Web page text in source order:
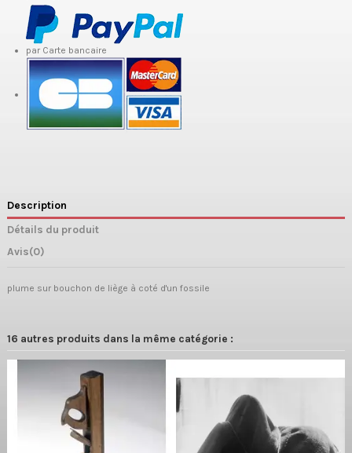
par Carte bancaire
Description
Détails du produit
Avis(0)
plume sur bouchon de liège à coté d'un fossile
16 autres produits dans la même catégorie :